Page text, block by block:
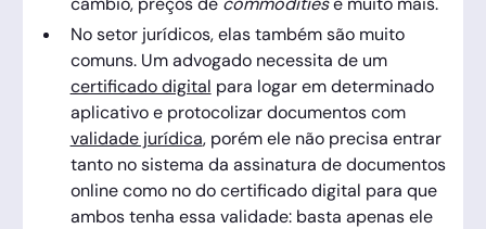
No setor jurídicos, elas também são muito
comuns. Um advogado necessita de um
certificado digital para logar em determinado
aplicativo e protocolizar documentos com
validade jurídica, porém ele não precisa entrar
tanto no sistema da assinatura de documentos
online como no do certificado digital para que
ambos tenha essa validade: basta apenas ele